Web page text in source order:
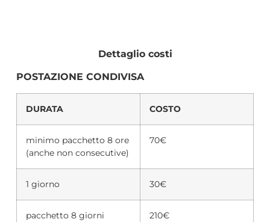
Dettaglio costi
POSTAZIONE CONDIVISA
DURATA COSTO
minimo pacchetto 8 ore
(anche non consecutive)
70€
1 giorno 30€
pacchetto 8 giorni 210€